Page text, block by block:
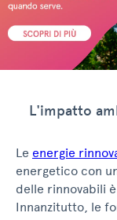
L'impatto
Le energie
energetico con
delle rinnovabili
Innanzitutto, le